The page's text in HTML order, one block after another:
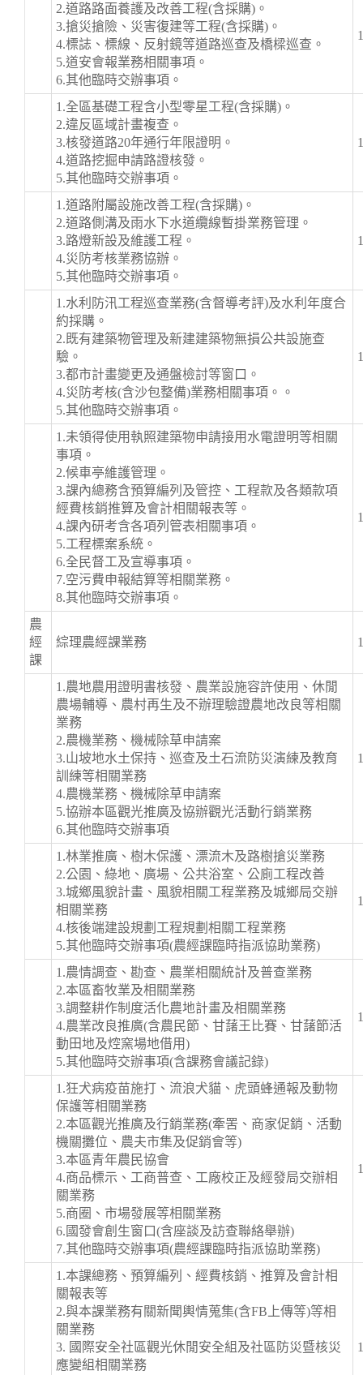
2.道路路面養護及改善工程(含採購)。
3.搶災搶險、災害復建等工程(含採購)。
4.標誌、標線、反射鏡等道路巡查及橋樑巡查。
5.道安會報業務相關事項。
6.其他臨時交辦事項。
1.全區基礎工程含小型零星工程(含採購)。
2.違反區域計畫複查。
3.核發道路20年通行年限證明。
4.道路挖掘申請路證核發。
5.其他臨時交辦事項。
1.道路附屬設施改善工程(含採購)。
2.道路側溝及雨水下水道纜線暫掛業務管理。
3.路燈新設及維護工程。
4.災防考核業務協辦。
5.其他臨時交辦事項。
1.水利防汛工程巡查業務(含督導考評)及水利年度合
約採購。
2.既有建築物管理及新建建築物無損公共設施查
驗。
3.都市計畫變更及通盤檢討等窗口。
4.災防考核(含沙包整備)業務相關事項。。
5.其他臨時交辦事項。
1.未領得使用執照建築物申請接用水電證明等相關
事項。
2.候車亭維護管理。
3.課內總務含預算編列及管控、工程款及各類款項
經費核銷推算及會計相關報表等。
4.課內研考含各項列管表相關事項。
5.工程標案系統。
6.全民督工及宣導事項。
7.空污費申報結算等相關業務。
8.其他臨時交辦事項。
農
經
課
綜理農經課業務
1.農地農用證明書核發、農業設施容許使用、休閒
農場輔導、農村再生及不辦理驗證農地改良等相關
業務
2.農機業務、機械除草申請案
3.山坡地水土保持、巡查及土石流防災演練及教育
訓練等相關業務
4.農機業務、機械除草申請案
5.協辦本區觀光推廣及協辦觀光活動行銷業務
6.其他臨時交辦事項
1.林業推廣、樹木保護、漂流木及路樹搶災業務
2.公園、綠地、廣場、公共浴室、公廁工程改善
3.城鄉風貌計畫、風貌相關工程業務及城鄉局交辦
相關業務
4.核後端建設規劃工程規劃相關工程業務
5.其他臨時交辦事項(農經課臨時指派協助業務)
1.農情調查、勘查、農業相關統計及普查業務
2.本區畜牧業及相關業務
3.調整耕作制度活化農地計畫及相關業務
4.農業改良推廣(含農民節、甘藷王比賽、甘藷節活
動田地及焢窯場地借用)
5.其他臨時交辦事項(含課務會議記錄)
1.狂犬病疫苗施打、流浪犬貓、虎頭蜂通報及動物
保護等相關業務
2.本區觀光推廣及行銷業務(牽罟、商家促銷、活動
機關攤位、農夫市集及促銷會等)
3.本區青年農民協會
4.商品標示、工商普查、工廠校正及經發局交辦相
關業務
5.商圈、市場發展等相關業務
6.國發會創生窗口(含座談及訪查聯絡舉辦)
7.其他臨時交辦事項(農經課臨時指派協助業務)
1.本課總務、預算編列、經費核銷、推算及會計相
關報表等
2.與本課業務有關新聞輿情蒐集(含FB上傳等)等相
關業務
3. 國際安全社區觀光休閒安全組及社區防災暨核災
應變組相關業務